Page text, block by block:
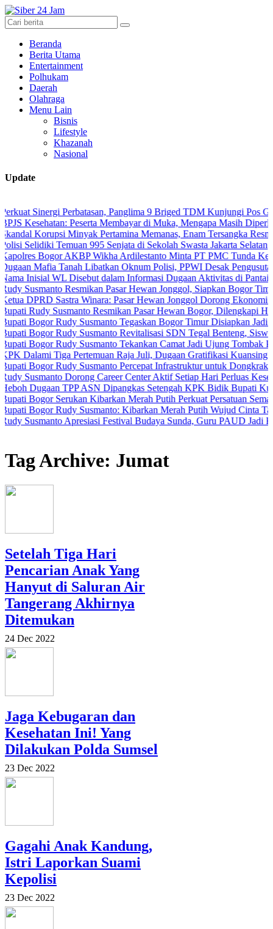
Beranda
Berita Utama
Entertainment
Polhukam
Daerah
Olahraga
Menu Lain
Bisnis
Lifestyle
Khazanah
Nasional
Update
Perbatasan, Panglima 9 Briged TDM Kunjungi Pos Gabma
Peserta Membayar di Muka, Mengapa Masih Diperlakukan
Minyak Pertamina Memanas, Enam Tersangka Resmi Diseret
Temuan 995 Senjata di Sekolah Swasta Jakarta Selatan
AKBP Wikha Ardilestanto Minta PT PMC Tunda Kegiatan
Tanah Libatkan Oknum Polisi, PPWI Desak Pengusutan Tuntas
WL Disebut dalam Informasi Dugaan Aktivitas di Pantai Zore,
Resmikan Pasar Hewan Jonggol, Siapkan Bogor Timur Jadi
Sastra Winara: Pasar Hewan Jonggol Dorong Ekonomi Bogor
Susmanto Resmikan Pasar Hewan Bogor, Dilengkapi Hotel
Rudy Susmanto Tegaskan Bogor Timur Disiapkan Jadi Pusat
Rudy Susmanto Revitalisasi SDN Tegal Benteng, Siswa Kini
Rudy Susmanto Tekankan Camat Jadi Ujung Tombak Pelayanan
Tiga Pertemuan Raja Juli, Dugaan Gratifikasi Kuansing Menguat
Rudy Susmanto Percepat Infrastruktur untuk Dongkrak Investasi
Dorong Career Center Aktif Setiap Hari Perluas Kesempatan
TPP ASN Dipangkas Setengah KPK Bidik Bupati Kuansing
Serukan Kibarkan Merah Putih Perkuat Persatuan Semangat
Rudy Susmanto: Kibarkan Merah Putih Wujud Cinta Tanah Air
Apresiasi Festival Budaya Sunda, Guru PAUD Jadi Kunci
Tag Archive: Jumat
Setelah Tiga Hari
Pencarian Anak Yang
Hanyut di Saluran Air
Tangerang Akhirnya
Ditemukan
24 Dec 2022
Jaga Kebugaran dan
Kesehatan Ini! Yang
Dilakukan Polda Sumsel
23 Dec 2022
Gagahi Anak Kandung,
Istri Laporkan Suami
Kepolisi
23 Dec 2022